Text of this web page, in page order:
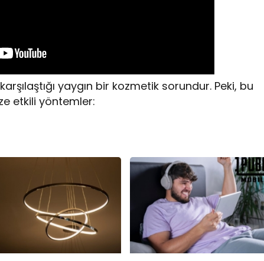
yaygın bir kozmetik sorundur. Peki, bu
etkili yöntemler: